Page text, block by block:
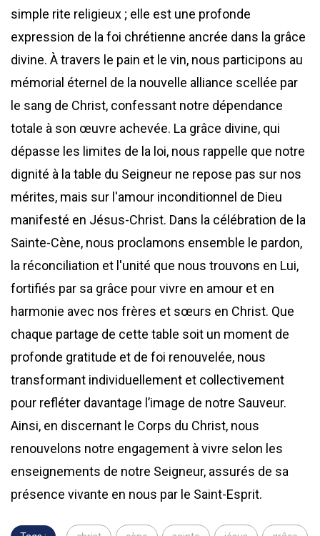
simple rite religieux ; elle est une profonde
expression de la foi chrétienne ancrée dans la grâce
divine. À travers le pain et le vin, nous participons au
mémorial éternel de la nouvelle alliance scellée par
le sang de Christ, confessant notre dépendance
totale à son œuvre achevée. La grâce divine, qui
dépasse les limites de la loi, nous rappelle que notre
dignité à la table du Seigneur ne repose pas sur nos
mérites, mais sur l'amour inconditionnel de Dieu
manifesté en Jésus-Christ. Dans la célébration de la
Sainte-Cène, nous proclamons ensemble le pardon,
la réconciliation et l'unité que nous trouvons en Lui,
fortifiés par sa grâce pour vivre en amour et en
harmonie avec nos frères et sœurs en Christ. Que
chaque partage de cette table soit un moment de
profonde gratitude et de foi renouvelée, nous
transformant individuellement et collectivement
pour refléter davantage l’image de notre Sauveur.
Ainsi, en discernant le Corps du Christ, nous
renouvelons notre engagement à vivre selon les
enseignements de notre Seigneur, assurés de sa
présence vivante en nous par le Saint-Esprit.